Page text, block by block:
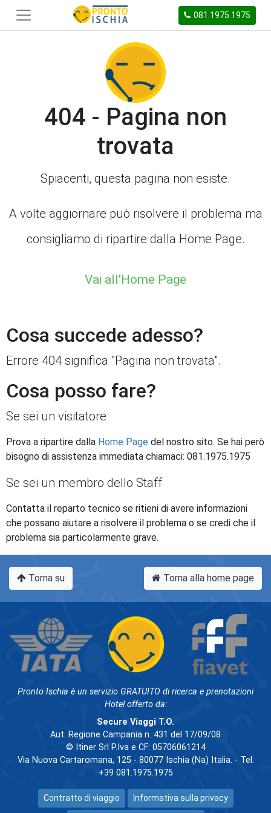
081.1975.1975
404 - Pagina non
trovata
Spiacenti, questa pagina non esiste.
A volte aggiornare può risolvere il problema ma
consigliamo di ripartire dalla Home Page.
Vai all'Home Page
Cosa succede adesso?
Errore 404 significa "Pagina non trovata".
Cosa posso fare?
Se sei un visitatore
Prova a ripartire dalla Home Page del nostro sito. Se hai però
bisogno di assistenza immediata chiamaci: 081.1975.1975
Se sei un membro dello Staff
Contatta il reparto tecnico se ritieni di avere informazioni
che possano aiutare a risolvere il problema o se credi che il
problema sia particolarmente grave.
Torna su Torna alla home page
Pronto Ischia è un servizio GRATUITO di ricerca e prenotazioni
Hotel offerto da:
Secure Viaggi T.O.
Aut. Regione Campania n. 431 del 17/09/08
© Itiner Srl P.Iva e CF: 05706061214
Via Nuova Cartaromana, 125 - 80077 Ischia (Na) Italia. - Tel.
+39 081.1975.1975
Contratto di viaggio Informativa sulla privacy